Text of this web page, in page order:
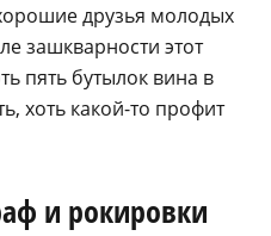
друзья молодых
зашкварности этот
пять бутылок вина в
хоть какой-то профит
и рокировки